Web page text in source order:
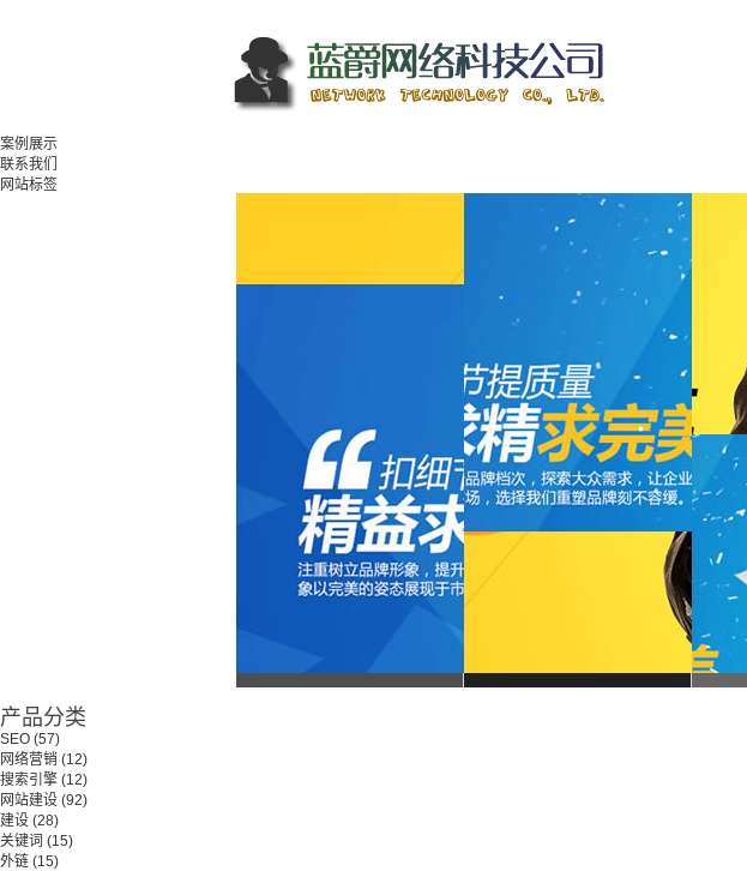
案例展示
联系我们
网站标签
产品分类
SEO (57)
网络营销 (12)
搜索引擎 (12)
网站建设 (92)
建设 (28)
关键词 (15)
外链 (15)